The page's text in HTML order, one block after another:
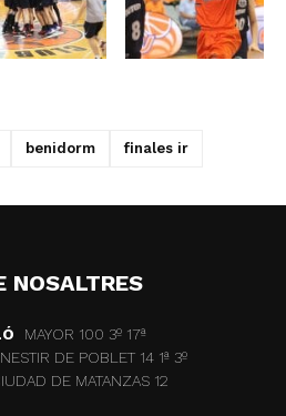
benidorm finales ir
NOSALTRES
MAYOR 100 3º 17ª
DE POBLET 14 1ª 3º
DE MATANZAS 12